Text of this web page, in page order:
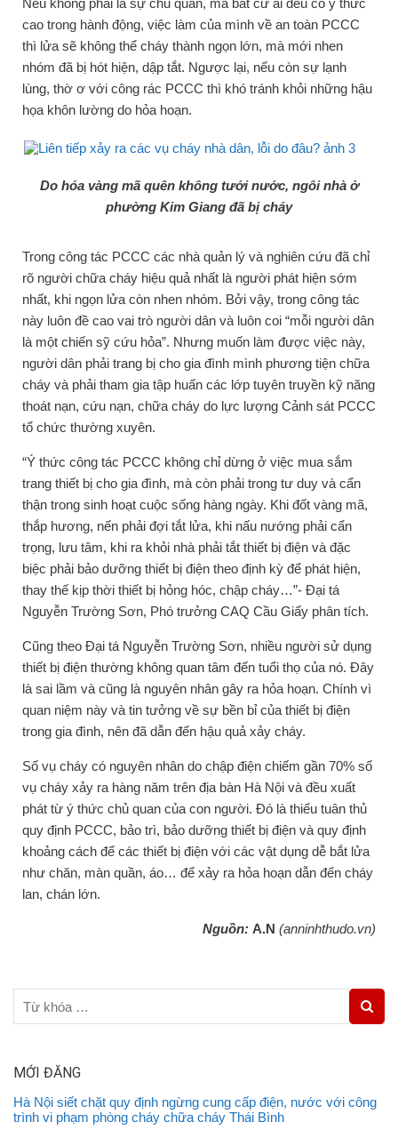
Nếu không phải là sự chủ quan, mà bất cứ ai đều có ý thức
cao trong hành động, việc làm của mình về an toàn PCCC
thì lửa sẽ không thể cháy thành ngọn lớn, mà mới nhen
nhóm đã bị hót hiện, dập tắt. Ngược lại, nếu còn sự lạnh
lùng, thờ ơ với công rác PCCC thì khó tránh khỏi những hậu
họa khôn lường do hỏa hoạn.
Do hóa vàng mã quên không tưới nước, ngôi nhà ở
phường Kim Giang đã bị cháy
Trong công tác PCCC các nhà quản lý và nghiên cứu đã chỉ
rõ người chữa cháy hiệu quả nhất là người phát hiện sớm
nhất, khi ngọn lửa còn nhen nhóm. Bởi vậy, trong công tác
này luôn đề cao vai trò người dân và luôn coi “mỗi người dân
là một chiến sỹ cứu hỏa”. Nhưng muốn làm được việc này,
người dân phải trang bị cho gia đình mình phương tiện chữa
cháy và phải tham gia tập huấn các lớp tuyên truyền kỹ năng
thoát nạn, cứu nạn, chữa cháy do lực lượng Cảnh sát PCCC
tổ chức thường xuyên.
“Ý thức công tác PCCC không chỉ dừng ở việc mua sắm
trang thiết bị cho gia đình, mà còn phải trong tư duy và cẩn
thận trong sinh hoạt cuộc sống hàng ngày. Khi đốt vàng mã,
thắp hương, nến phải đợi tắt lửa, khi nấu nướng phải cẩn
trọng, lưu tâm, khi ra khỏi nhà phải tắt thiết bị điện và đặc
biệc phải bảo dưỡng thiết bị điện theo định kỳ để phát hiện,
thay thế kịp thời thiết bị hỏng hóc, chập cháy…”- Đại tá
Nguyễn Trường Sơn, Phó trưởng CAQ Cầu Giấy phân tích.
Cũng theo Đại tá Nguyễn Trường Sơn, nhiều người sử dụng
thiết bị điện thường không quan tâm đến tuổi thọ của nó. Đây
là sai lầm và cũng là nguyên nhân gây ra hỏa hoạn. Chính vì
quan niệm này và tin tưởng về sự bền bỉ của thiết bị điện
trong gia đình, nên đã dẫn đến hậu quả xảy cháy.
Số vụ cháy có nguyên nhân do chập điện chiếm gần 70% số
vụ cháy xảy ra hàng năm trên địa bàn Hà Nội và đều xuất
phát từ ý thức chủ quan của con người. Đó là thiếu tuân thủ
quy định PCCC, bảo trì, bảo dưỡng thiết bị điện và quy định
khoảng cách để các thiết bị điện với các vật dụng dễ bắt lửa
như chăn, màn quần, áo… để xảy ra hỏa hoạn dẫn đến cháy
lan, chán lớn.
Nguồn: A.N (anninhthudo.vn)
MỚI ĐĂNG
Hà Nội siết chặt quy định ngừng cung cấp điện, nước với công
trình vi phạm phòng cháy chữa cháy Thái Bình